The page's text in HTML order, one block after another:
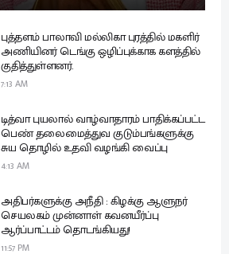
புத்தளம் பாலாவி மல்லிகா புரத்தில் மகளிர்
அணியினர் டெங்கு ஒழிப்புக்காக களத்தில்
குதித்துள்ளனர்.
7:13 AM
டித்வா புயலால் வாழ்வாதாரம் பாதிக்கப்பட்ட
பெண் தலைமைத்துவ குடும்பங்களுக்கு
சுய தொழில் உதவி வழங்கி வைப்பு
4:13 AM
அதிபர்களுக்கு அநீதி : கிழக்கு ஆளுநர்
செயலகம் முன்னாள் கவனயீர்ப்பு
ஆர்ப்பாட்டம் தொடங்கியது!
11:57 PM